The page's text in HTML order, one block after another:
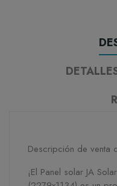
Descripción de venta
¡El Panel solar JA